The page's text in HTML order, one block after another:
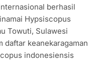
berhasil
Hypsiscopus
Towuti, Sulawesi
daftar keanekaragaman
indonesiensis